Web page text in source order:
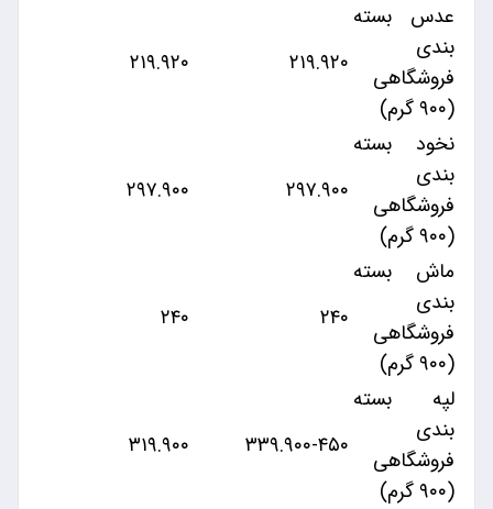
عدس بسته
بندی
فروشگاهی
(۹۰۰ گرم)
۲۱۹.۹۲۰ ۲۱۹.۹۲۰
نخود بسته
بندی
فروشگاهی
(۹۰۰ گرم)
۲۹۷.۹۰۰ ۲۹۷.۹۰۰
ماش بسته
بندی
فروشگاهی
(۹۰۰ گرم)
۲۴۰ ۲۴۰
لپه بسته
بندی
فروشگاهی
(۹۰۰ گرم)
۳۳۹.۹۰۰-۴۵۰ ۳۱۹.۹۰۰